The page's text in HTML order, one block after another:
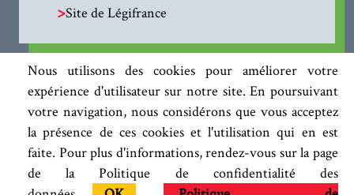
Nous utilisons des cookies pour améliorer votre
expérience d'utilisateur sur notre site. En poursuivant
votre navigation, nous considérons que vous acceptez
la présence de ces cookies et l'utilisation qui en est
faite. Pour plus d'informations, rendez-vous sur la page
de la Politique de confidentialité des
>Site de Légifrance